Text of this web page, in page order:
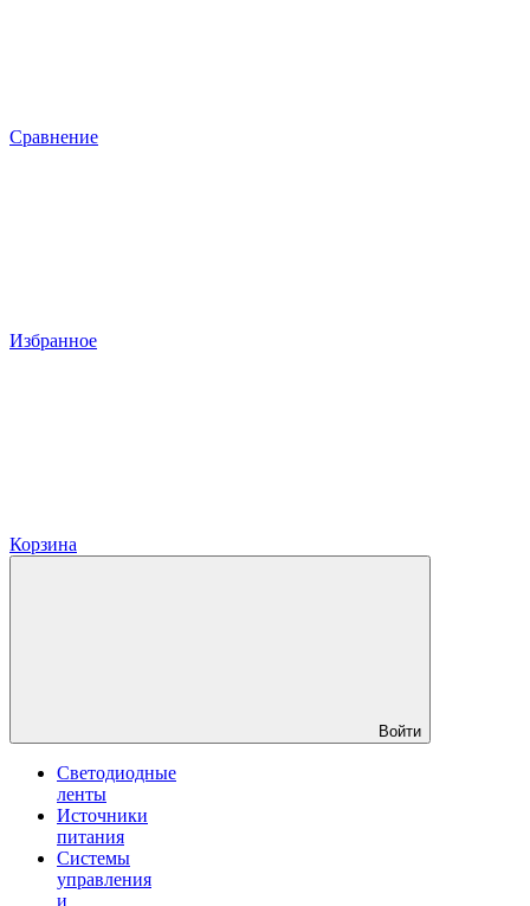
Сравнение
Избранное
Корзина
Войти
Светодиодные
ленты
Источники
питания
Системы
управления
и